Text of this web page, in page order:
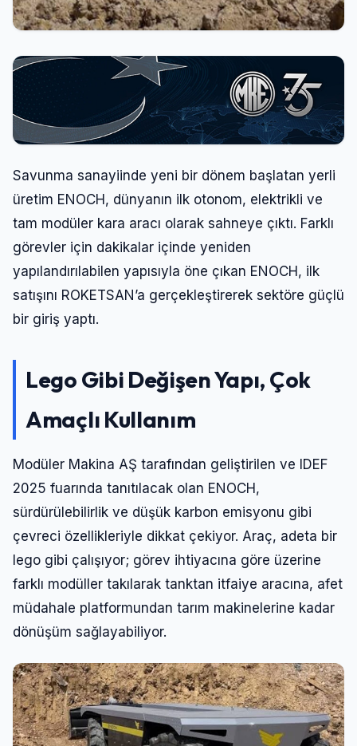
Savunma sanayiinde yeni bir dönem başlatan yerli
üretim ENOCH, dünyanın ilk otonom, elektrikli ve
tam modüler kara aracı olarak sahneye çıktı. Farklı
görevler için dakikalar içinde yeniden
yapılandırılabilen yapısıyla öne çıkan ENOCH, ilk
satışını ROKETSAN’a gerçekleştirerek sektöre güçlü
bir giriş yaptı.
Lego Gibi Değişen Yapı, Çok
Amaçlı Kullanım
Modüler Makina AŞ tarafından geliştirilen ve IDEF
2025 fuarında tanıtılacak olan ENOCH,
sürdürülebilirlik ve düşük karbon emisyonu gibi
çevreci özellikleriyle dikkat çekiyor. Araç, adeta bir
lego gibi çalışıyor; görev ihtiyacına göre üzerine
farklı modüller takılarak tanktan itfaiye aracına, afet
müdahale platformundan tarım makinelerine kadar
dönüşüm sağlayabiliyor.